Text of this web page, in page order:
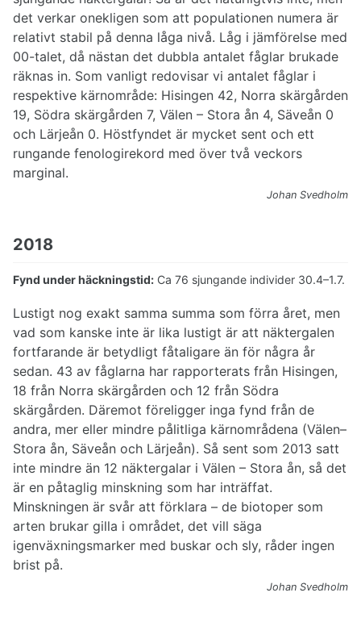
det verkar onekligen som att populationen numera är
relativt stabil på denna låga nivå. Låg i jämförelse med
00-talet, då nästan det dubbla antalet fåglar brukade
räknas in. Som vanligt redovisar vi antalet fåglar i
respektive kärnområde: Hisingen 42, Norra skärgården
19, Södra skärgården 7, Välen – Stora ån 4, Säveån 0
och Lärjeån 0. Höstfyndet är mycket sent och ett
rungande fenologirekord med över två veckors
marginal.
Johan Svedholm
2018
Fynd under häckningstid: Ca 76 sjungande individer 30.4–1.7.
Lustigt nog exakt samma summa som förra året, men
vad som kanske inte är lika lustigt är att näktergalen
fortfarande är betydligt fåtaligare än för några år
sedan. 43 av fåglarna har rapporterats från Hisingen,
18 från Norra skärgården och 12 från Södra
skärgården. Däremot föreligger inga fynd från de
andra, mer eller mindre pålitliga kärnområdena (Välen–
Stora ån, Säveån och Lärjeån). Så sent som 2013 satt
inte mindre än 12 näktergalar i Välen – Stora ån, så det
är en påtaglig minskning som har inträffat.
Minskningen är svår att förklara – de biotoper som
arten brukar gilla i området, det vill säga
igenväxningsmarker med buskar och sly, råder ingen
brist på.
Johan Svedholm